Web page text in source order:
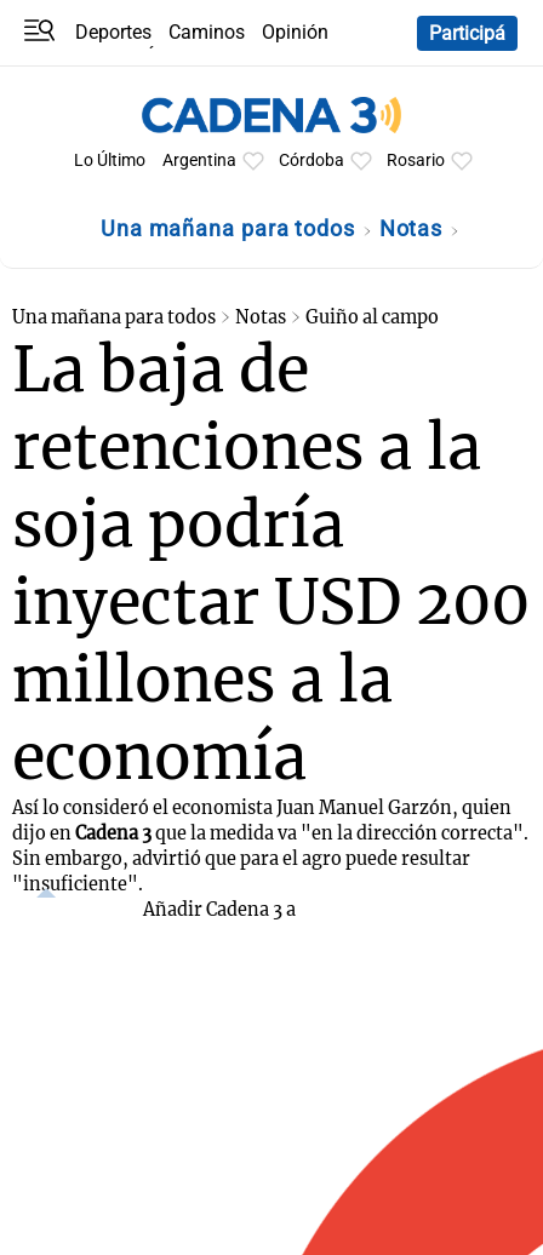
Deportes Caminos
Opinión
Participá
Lo Último Argentina Córdoba Rosario
Una mañana para todos Notas
Una mañana para todos Notas Guiño al campo
La baja de
retenciones a la
soja podría
inyectar USD 200
millones a la
economía
Así lo consideró el economista Juan Manuel Garzón, quien
dijo enCadena 3que la medida va "en la dirección correcta".
Sin embargo, advirtió que para el agro puede resultar
"insuficiente".
Añadir Cadena 3 a